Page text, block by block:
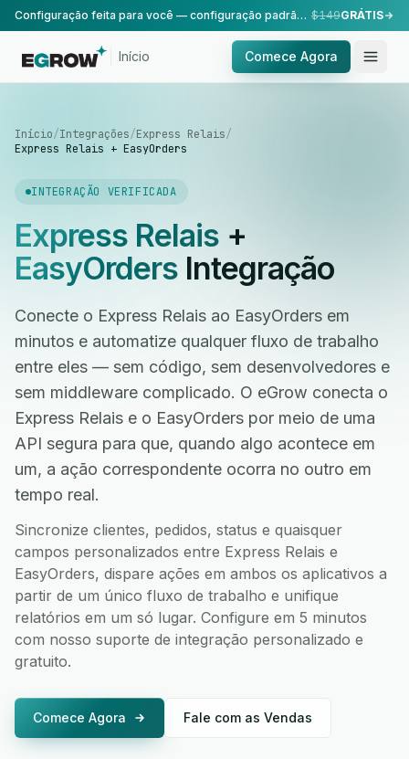
Configuração feita para você — configuração padrão, realizada pela nossa equipe. $149GRÁTIS
Início Comece Agora
Início/Integrações/Express Relais/
Express Relais + EasyOrders
INTEGRAÇÃO VERIFICADA
Express Relais+
EasyOrdersIntegração
Conecte o Express Relais ao EasyOrders em
minutos e automatize qualquer fluxo de trabalho
entre eles — sem código, sem desenvolvedores e
sem middleware complicado. O eGrow conecta o
Express Relais e o EasyOrders por meio de uma
API segura para que, quando algo acontece em
um, a ação correspondente ocorra no outro em
tempo real.
Sincronize clientes, pedidos, status e quaisquer
campos personalizados entre Express Relais e
EasyOrders, dispare ações em ambos os aplicativos a
partir de um único fluxo de trabalho e unifique
relatórios em um só lugar. Configure em 5 minutos
com nosso suporte de integração personalizado e
gratuito.
Comece Agora Fale com as Vendas